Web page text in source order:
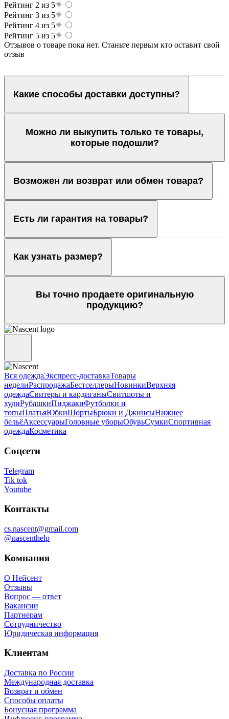
Рейтинг 2 из 5
Рейтинг 3 из 5
Рейтинг 4 из 5
Рейтинг 5 из 5
Отзывов о товаре пока нет. Станьте первым кто оставит свой
отзыв
Какие способы доставки доступны?
Можно ли выкупить только те товары,
которые подошли?
Возможен ли возврат или обмен товара?
Есть ли гарантия на товары?
Как узнать размер?
Вы точно продаете оригинальную
продукцию?
Вся одеждаЭкспресс-доставкаТовары
неделиРаспродажаБестселлерыНовинкиВерхняя
одеждаСвитеры и кардиганыСвитшоты и
худиРубашкиПиджакиФутболки и
топыПлатьяЮбкиШортыБрюки и ДжинсыНижнее
бельёАксессуарыГоловные уборыОбувьСумкиСпортивная
одеждаКосметика
Соцсети
Telegram
Tik tok
Youtube
Контакты
cs.nascent@gmail.com
@nascenthelp
Компания
О Нейсент
Отзывы
Вопрос — ответ
Вакансии
Партнерам
Сотрудничество
Юридическая информация
Клиентам
Доставка по России
Международная доставка
Возврат и обмен
Способы оплаты
Бонусная программа